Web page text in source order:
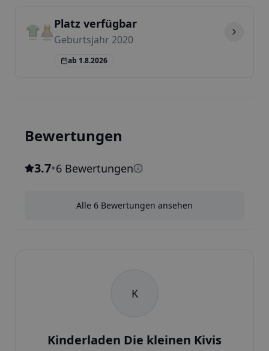
Platz verfügbar
Geburtsjahr 2020
ab 1.8.2026
Bewertungen
3.7•6 Bewertungen
Alle 6 Bewertungen ansehen
K
Kinderladen Die kleinen Kivis